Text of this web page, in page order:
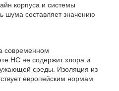
корпуса и системы
шума составляет значению
современном
HC не содержит хлора и
среды. Изоляция из
европейским нормам